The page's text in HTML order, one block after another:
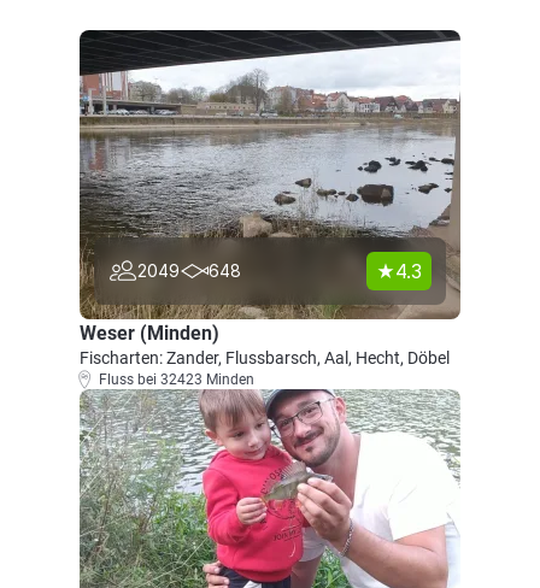
2049 648 4.3
Weser (Minden)
Fischarten: Zander, Flussbarsch, Aal, Hecht, Döbel
Fluss bei 32423 Minden